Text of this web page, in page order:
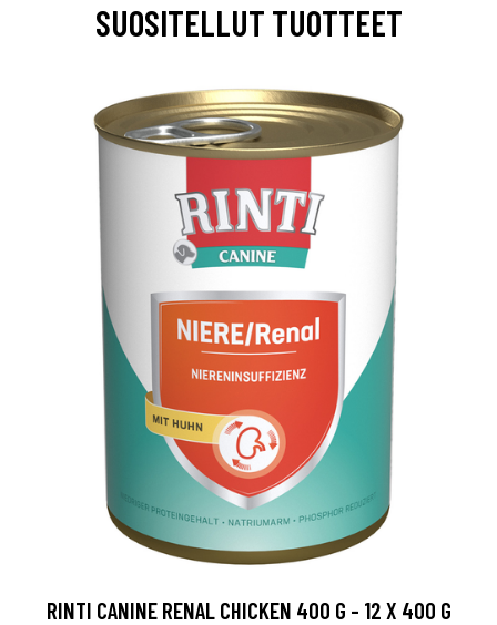
SUOSITELLUT TUOTTEET
RINTI CANINE RENAL CHICKEN 400 G - 12 X 400 G